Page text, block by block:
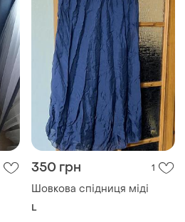
350 грн 1
Шовкова спідниця міді
L